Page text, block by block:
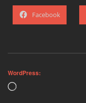
Facebook
WordPress: